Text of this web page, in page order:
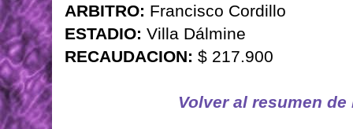
ARBITRO: Francisco Cordillo
ESTADIO: Villa Dálmine
RECAUDACION: $ 217.900
Volver al resumen